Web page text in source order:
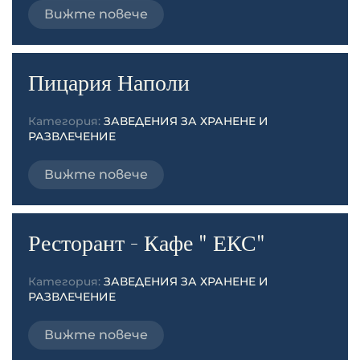
Вижте повече
Пицария Наполи
Категория: ЗАВЕДЕНИЯ ЗА ХРАНЕНЕ И
РАЗВЛЕЧЕНИЕ
Вижте повече
Ресторант - Кафе " ЕКС"
Категория: ЗАВЕДЕНИЯ ЗА ХРАНЕНЕ И
РАЗВЛЕЧЕНИЕ
Вижте повече